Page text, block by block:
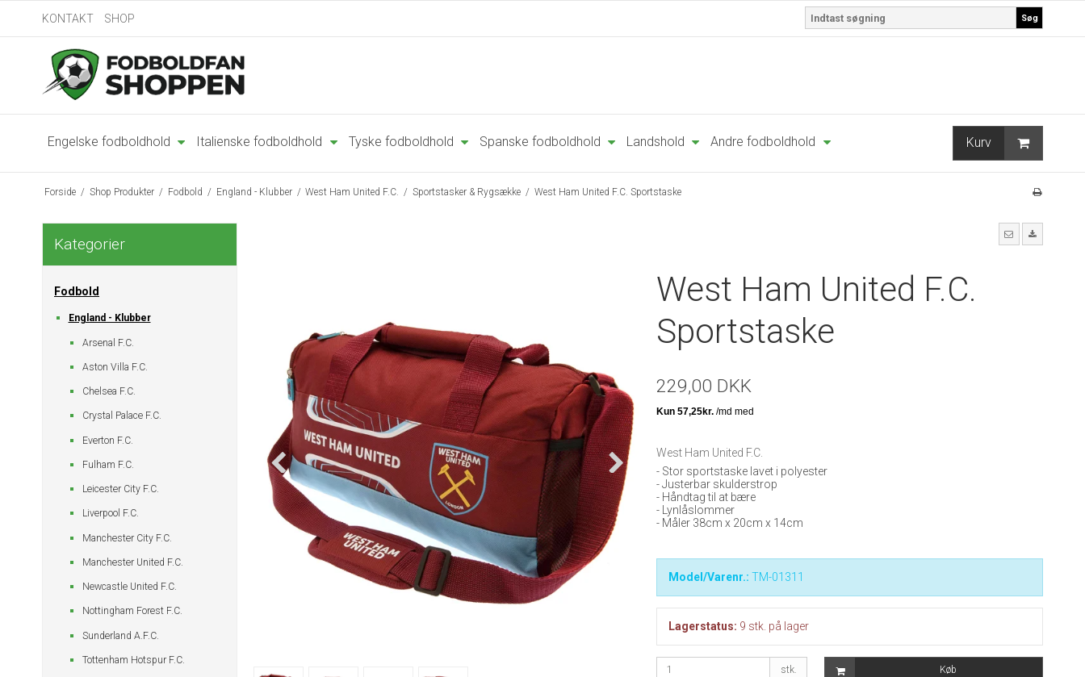
KONTAKT SHOP Søg
Engelske fodboldhold Italienske fodboldhold Tyske fodboldhold Spanske fodboldhold Landshold Andre fodboldhold Kurv
Forside / Shop Produkter / Fodbold / England - Klubber / West Ham United F.C. / Sportstasker & Rygsække / West Ham United F.C. Sportstaske
Kategorier
Fodbold
England - Klubber
Arsenal F.C.
Aston Villa F.C.
Chelsea F.C.
Crystal Palace F.C.
Everton F.C.
Fulham F.C.
Leicester City F.C.
Liverpool F.C.
Manchester City F.C.
Manchester United F.C.
Newcastle United F.C.
Nottingham Forest F.C.
Sunderland A.F.C.
Tottenham Hotspur F.C.
West Ham United F.C.
Sportstaske
229,00 DKK
West Ham United F.C.
- Stor sportstaske lavet i polyester
- Justerbar skulderstrop
- Håndtag til at bære
- Lynlåslommer
- Måler 38cm x 20cm x 14cm
Model/Varenr.: TM-01311
Lagerstatus: 9 stk. på lager
stk. Køb